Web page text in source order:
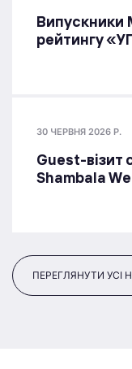
Випускники
рейтингу
30 ЧЕРВНЯ 2026 Р.
Guest-візит
Shambala
ПЕРЕГЛЯНУТИ УСІ